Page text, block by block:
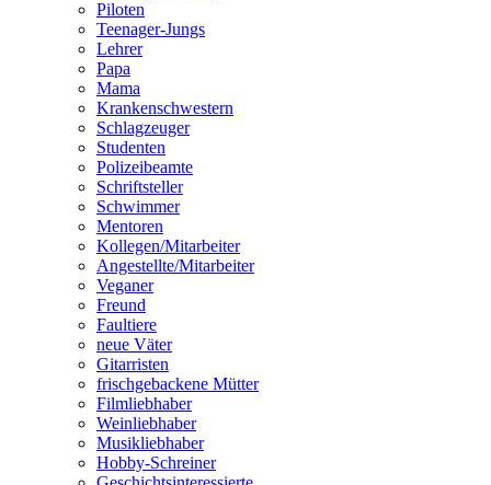
Piloten
Teenager-Jungs
Lehrer
Papa
Mama
Krankenschwestern
Schlagzeuger
Studenten
Polizeibeamte
Schriftsteller
Schwimmer
Mentoren
Kollegen/Mitarbeiter
Angestellte/Mitarbeiter
Veganer
Freund
Faultiere
neue Väter
Gitarristen
frischgebackene Mütter
Filmliebhaber
Weinliebhaber
Musikliebhaber
Hobby-Schreiner